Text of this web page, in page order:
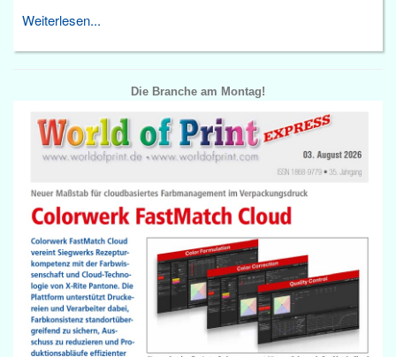
Weiterlesen...
Die Branche am Montag!